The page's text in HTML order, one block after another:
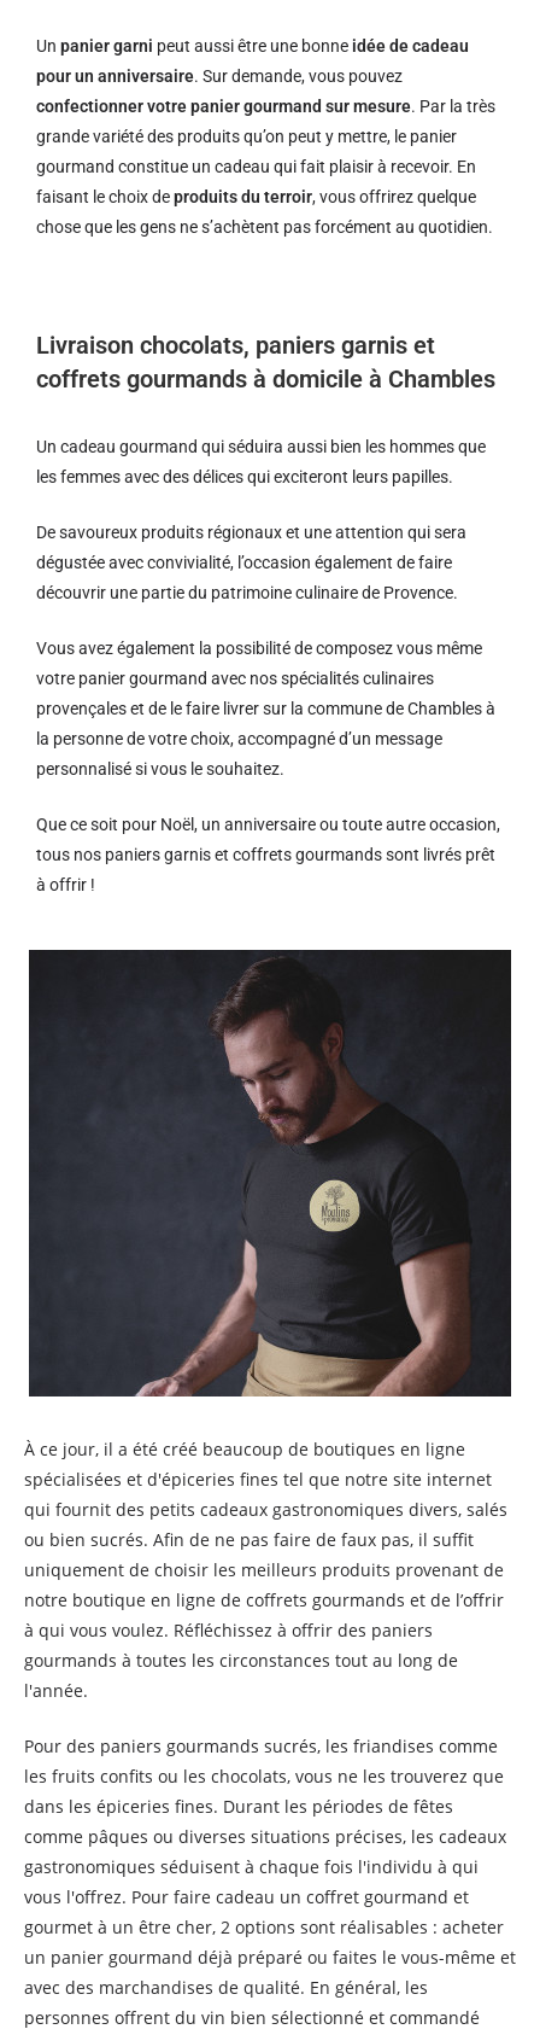
Un panier garni peut aussi être une bonne idée de cadeau
pour un anniversaire. Sur demande, vous pouvez
confectionner votre panier gourmand sur mesure. Par la très
grande variété des produits qu’on peut y mettre, le panier
gourmand constitue un cadeau qui fait plaisir à recevoir. En
faisant le choix deproduits du terroir, vous offrirez quelque
chose que les gens ne s’achètent pas forcément au quotidien.
Livraison chocolats, paniers garnis et
coffrets gourmands à domicile à Chambles
Un cadeau gourmand qui séduira aussi bien les hommes que
les femmes avec des délices qui exciteront leurs papilles.
De savoureux produits régionaux et une attention qui sera
dégustée avec convivialité, l’occasion également de faire
découvrir une partie du patrimoine culinaire de Provence.
Vous avez également la possibilité de composez vous même
votre panier gourmand avec nos spécialités culinaires
provençales et de le faire livrer sur la commune de Chambles à
la personne de votre choix, accompagné d’un message
personnalisé si vous le souhaitez.
Que ce soit pour Noël, un anniversaire ou toute autre occasion,
tous nos paniers garnis et coffrets gourmands sont livrés prêt
à offrir !
À ce jour, il a été créé beaucoup de boutiques en ligne
spécialisées et d'épiceries fines tel que notre site internet
qui fournit des petits cadeaux gastronomiques divers, salés
ou bien sucrés. Afin de ne pas faire de faux pas, il suffit
uniquement de choisir les meilleurs produits provenant de
notre boutique en ligne de coffrets gourmands et de l’offrir
à qui vous voulez. Réfléchissez à offrir des paniers
gourmands à toutes les circonstances tout au long de
l'année.
Pour des paniers gourmands sucrés, les friandises comme
les fruits confits ou les chocolats, vous ne les trouverez que
dans les épiceries fines. Durant les périodes de fêtes
comme pâques ou diverses situations précises, les cadeaux
gastronomiques séduisent à chaque fois l'individu à qui
vous l'offrez. Pour faire cadeau un coffret gourmand et
gourmet à un être cher, 2 options sont réalisables : acheter
un panier gourmand déjà préparé ou faites le vous-même et
avec des marchandises de qualité. En général, les
personnes offrent du vin bien sélectionné et commandé